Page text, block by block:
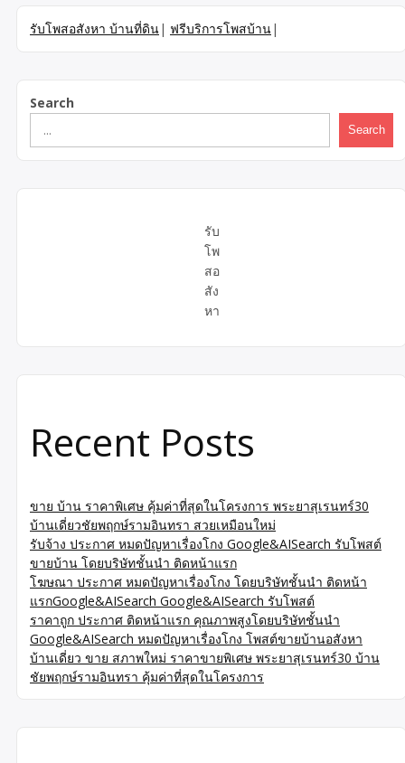
รับโพสอสังหา บ้านที่ดิน| ฟรีบริการโพสบ้าน|
Search
Search
รับ
โพ
สอ
สัง
หา
Recent Posts
ขาย บ้าน ราคาพิเศษ คุ้มค่าที่สุดในโครงการ พระยาสุเรนทร์30
บ้านเดี่ยวชัยพฤกษ์รามอินทรา สวยเหมือนใหม่
รับจ้าง ประกาศ หมดปัญหาเรื่องโกง Google&AISearch รับโพสต์
ขายบ้าน โดยบริษัทชั้นนำ ติดหน้าแรก
โฆษณา ประกาศ หมดปัญหาเรื่องโกง โดยบริษัทชั้นนำ ติดหน้า
แรกGoogle&AISearch Google&AISearch รับโพสต์
ราคาถูก ประกาศ ติดหน้าแรก คุณภาพสูงโดยบริษัทชั้นนำ
Google&AISearch หมดปัญหาเรื่องโกง โพสต์ขายบ้านอสังหา
บ้านเดี่ยว ขาย สภาพใหม่ ราคาขายพิเศษ พระยาสุเรนทร์30 บ้าน
ชัยพฤกษ์รามอินทรา คุ้มค่าที่สุดในโครงการ